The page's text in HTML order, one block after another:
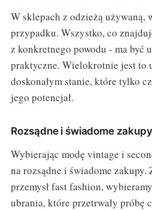
W sklepach z odzieżą używaną,
przypadku. Wszystko, co
z konkretnego powodu - ma być
praktyczne. Wielokrotnie jest to
doskonałym stanie, które tylko
jego potencjał.
Rozsądne i świadome zakupy
Wybierając modę vintage i
na rozsądne i świadome zakupy.
przemysł fast fashion,
ubrania, które przetrwały próbę